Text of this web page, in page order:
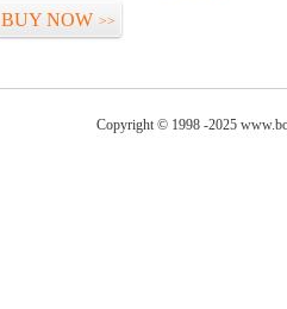
BUY NOW >>
Copyright © 1998 -2025